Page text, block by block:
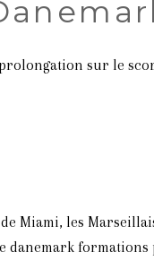
sur le
Miami, les
danemark